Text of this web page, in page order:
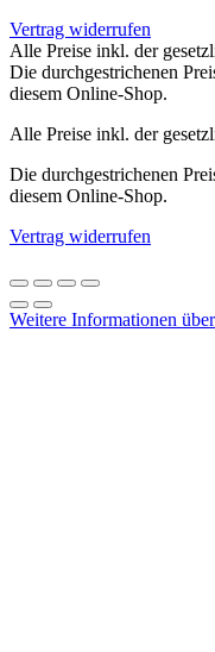
Vertrag widerrufen
Alle Preise inkl. der
Die durchgestrichenen
diesem Online-Shop.
Alle Preise inkl. der
Die durchgestrichenen
diesem Online-Shop.
Vertrag widerrufen
Weitere Informationen